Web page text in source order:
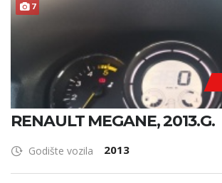
7
RENAULT MEGANE, 2013.G.
Godište vozila 2013